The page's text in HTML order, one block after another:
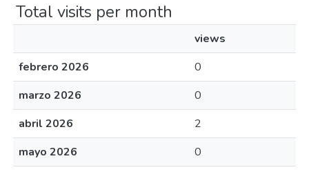
Total visits per month
views
febrero 2026
0
marzo 2026
0
abril 2026
2
mayo 2026
0